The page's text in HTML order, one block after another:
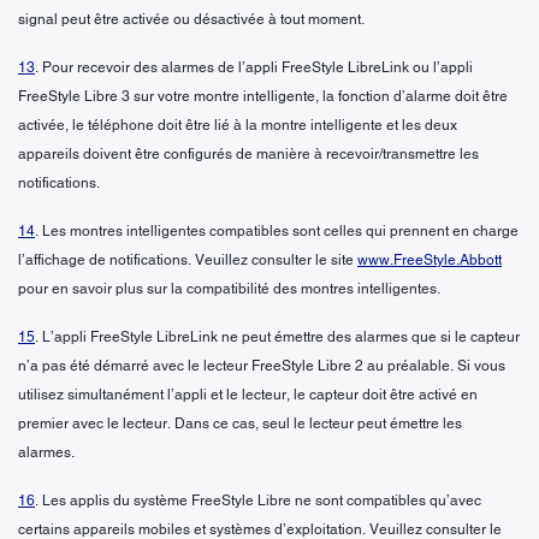
signal peut être activée ou désactivée à tout moment.
13. Pour recevoir des alarmes de l’appli FreeStyle LibreLink ou l’appli
FreeStyle Libre 3 sur votre montre intelligente, la fonction d’alarme doit être
activée, le téléphone doit être lié à la montre intelligente et les deux
appareils doivent être configurés de manière à recevoir/transmettre les
notifications.
14. Les montres intelligentes compatibles sont celles qui prennent en charge
l’affichage de notifications. Veuillez consulter le site www.FreeStyle.Abbott
pour en savoir plus sur la compatibilité des montres intelligentes.
15. L’appli FreeStyle LibreLink ne peut émettre des alarmes que si le capteur
n’a pas été démarré avec le lecteur FreeStyle Libre 2 au préalable. Si vous
utilisez simultanément l’appli et le lecteur, le capteur doit être activé en
premier avec le lecteur. Dans ce cas, seul le lecteur peut émettre les
alarmes.
16. Les applis du système FreeStyle Libre ne sont compatibles qu’avec
certains appareils mobiles et systèmes d’exploitation. Veuillez consulter le